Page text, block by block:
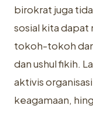
birokrat juga
sosial kita dapat
tokoh-tokoh
dan ushul fikih.
aktivis
keagamaan,